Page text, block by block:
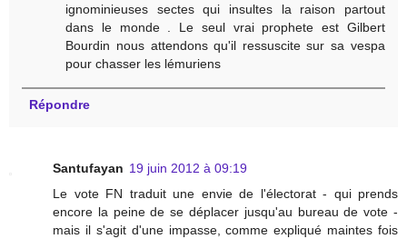
ignominieuses sectes qui insultes la raison partout
dans le monde . Le seul vrai prophete est Gilbert
Bourdin nous attendons qu'il ressuscite sur sa vespa
pour chasser les lémuriens
Répondre
Santufayan 19 juin 2012 à 09:19
Le vote FN traduit une envie de l'électorat - qui prends
encore la peine de se déplacer jusqu'au bureau de vote -
mais il s'agit d'une impasse, comme expliqué maintes fois